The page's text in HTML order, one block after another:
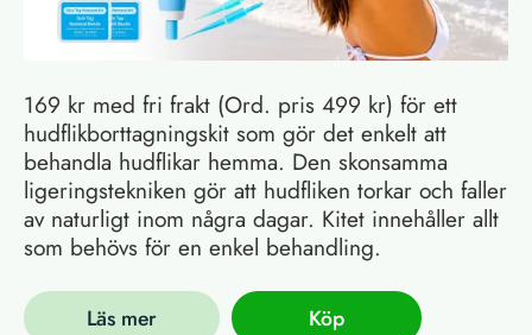
169 kr med fri frakt (Ord. pris 499 kr) för ett
hudflikborttagningskit som gör det enkelt att
behandla hudflikar hemma. Den skonsamma
ligeringstekniken gör att hudfliken torkar och faller
av naturligt inom några dagar. Kitet innehåller allt
som behövs för en enkel behandling.
Läs mer Köp